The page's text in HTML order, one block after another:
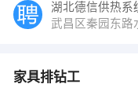
湖北德信供热系
武昌区秦园东路
家具排钻工